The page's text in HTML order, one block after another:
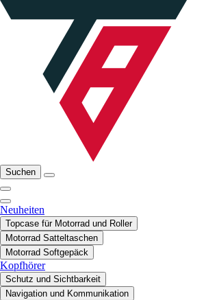
Suchen
Neuheiten
Topcase für Motorrad und Roller
Motorrad Satteltaschen
Motorrad Softgepäck
Kopfhörer
Schutz und Sichtbarkeit
Navigation und Kommunikation